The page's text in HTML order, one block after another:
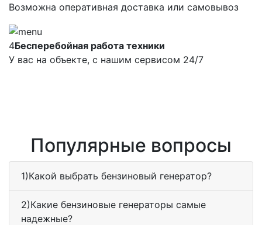
Возможна оперативная доставка или самовывоз
4Бесперебойная работа техники
У вас на объекте, с нашим сервисом 24/7
Популярные вопросы
1)Какой выбрать бензиновый генератор?
2)Какие бензиновые генераторы самые
надежные?